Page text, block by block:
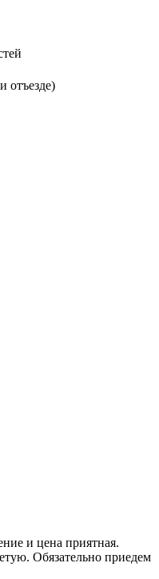
отъезде)
и цена приятная.
Обязательно приедем